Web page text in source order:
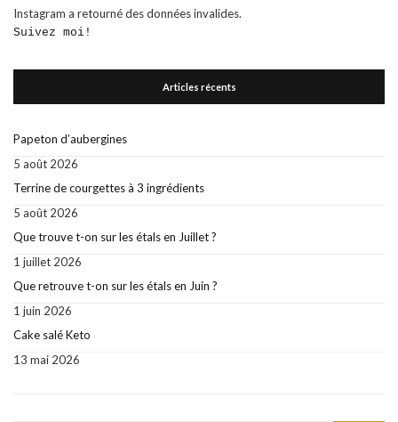
Instagram a retourné des données invalides.
Suivez moi!
Articles récents
Papeton d’aubergines
5 août 2026
Terrine de courgettes à 3 ingrédients
5 août 2026
Que trouve t-on sur les étals en Juillet ?
1 juillet 2026
Que retrouve t-on sur les étals en Juin ?
1 juin 2026
Cake salé Keto
13 mai 2026